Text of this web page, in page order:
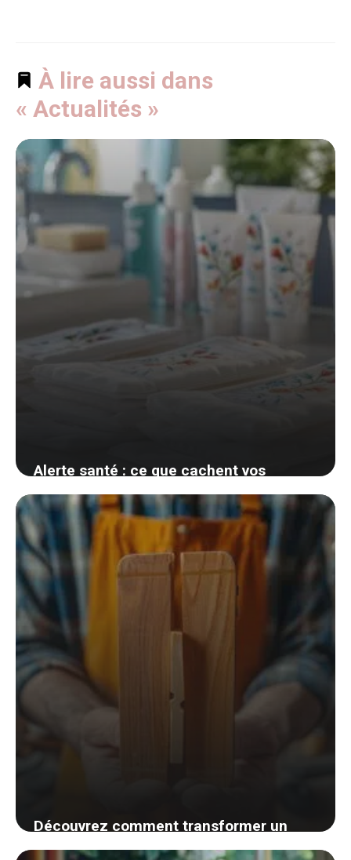
À lire aussi dans
« Actualités »
Alerte santé : ce que cachent vos
protections hygiéniques pourrait vous
surprendre
7 septembre 2024
Découvrez comment transformer un
objet quotidien en un support de